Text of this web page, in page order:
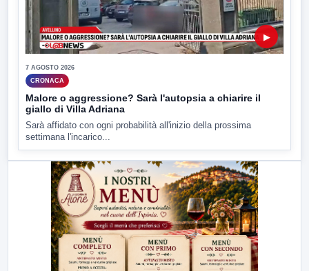
▶
7 AGOSTO 2026
CRONACA
Malore o aggressione? Sarà l'autopsia a chiarire il
giallo di Villa Adriana
Sarà affidato con ogni probabilità all'inizio della prossima
settimana l'incarico...